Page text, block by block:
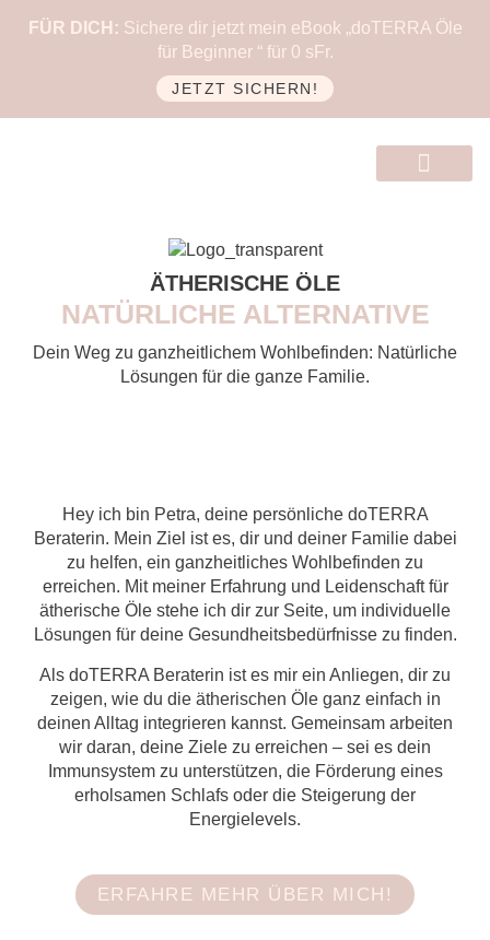
FÜR DICH: Sichere dir jetzt mein eBook „doTERRA Öle
für Beginner “ für 0 sFr.
JETZT SICHERN!
ÄTHERISCHE ÖLE
NATÜRLICHE ALTERNATIVE
Dein Weg zu ganzheitlichem Wohlbefinden: Natürliche
Lösungen für die ganze Familie.
Hey ich bin Petra, deine persönliche doTERRA
Beraterin. Mein Ziel ist es, dir und deiner Familie dabei
zu helfen, ein ganzheitliches Wohlbefinden zu
erreichen. Mit meiner Erfahrung und Leidenschaft für
ätherische Öle stehe ich dir zur Seite, um individuelle
Lösungen für deine Gesundheitsbedürfnisse zu finden.
Als doTERRA Beraterin ist es mir ein Anliegen, dir zu
zeigen, wie du die ätherischen Öle ganz einfach in
deinen Alltag integrieren kannst. Gemeinsam arbeiten
wir daran, deine Ziele zu erreichen – sei es dein
Immunsystem zu unterstützen, die Förderung eines
erholsamen Schlafs oder die Steigerung der
Energielevels.
ERFAHRE MEHR ÜBER MICH!